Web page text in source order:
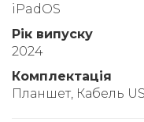
iPadOS
Рік випуску
2024
Комплектація
Планшет, Кабель